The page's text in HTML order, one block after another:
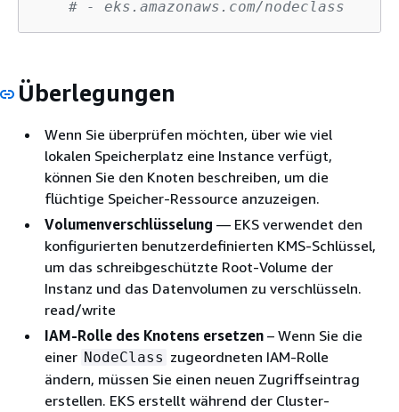
# - eks.amazonaws.com/nodeclass
Überlegungen
Wenn Sie überprüfen möchten, über wie viel
lokalen Speicherplatz eine Instance verfügt,
können Sie den Knoten beschreiben, um die
flüchtige Speicher-Ressource anzuzeigen.
Volumenverschlüsselung — EKS verwendet den
konfigurierten benutzerdefinierten KMS-Schlüssel,
um das schreibgeschützte Root-Volume der
Instanz und das Datenvolumen zu verschlüsseln.
read/write
IAM-Rolle des Knotens ersetzen – Wenn Sie die
einer NodeClass zugeordneten IAM-Rolle
ändern, müssen Sie einen neuen Zugriffseintrag
erstellen. EKS erstellt während der Cluster-